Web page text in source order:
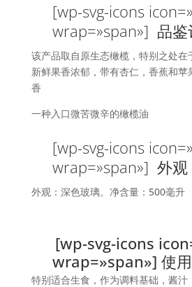
[wp-svg-icons
wrap=»span»] 品鉴
该产品取自原生态橄榄，特别之处在
新鲜果香浓郁，带有杏仁，香蕉和
香
一种入口微苦微辛的橄榄油
[wp-svg-icons
wrap=»span»] 外观
外观：深色玻璃。净含量：500毫升
[wp-svg-icons
wrap=»span»] 使
特别适合生食，作为调料基础，酱汁